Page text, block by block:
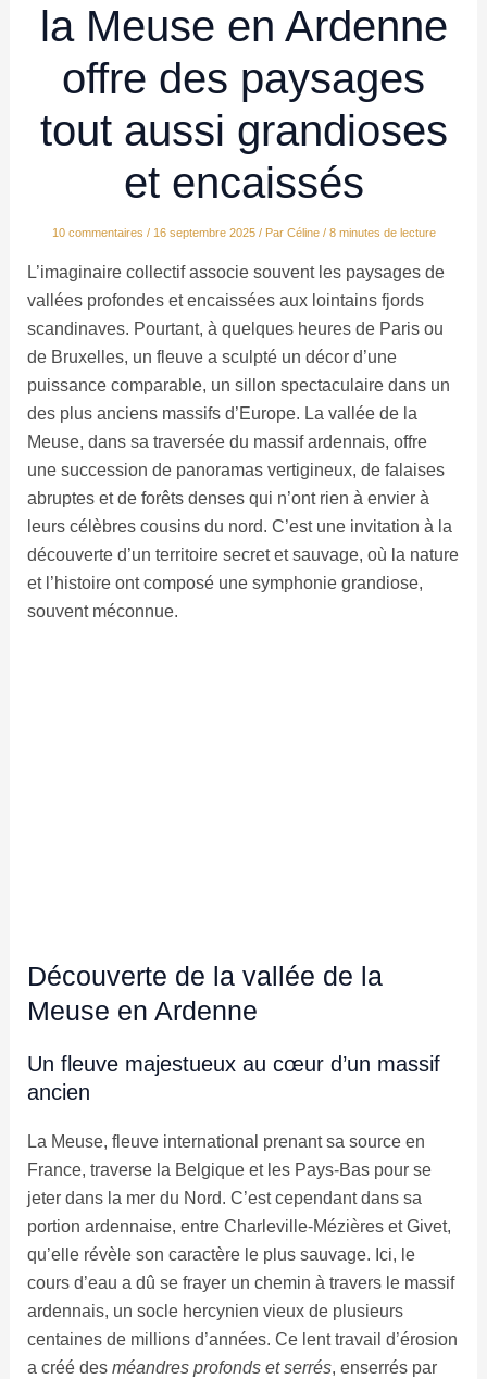
la Meuse en Ardenne
offre des paysages
tout aussi grandioses
et encaissés
10 commentaires / 16 septembre 2025 / Par Céline / 8 minutes de lecture
L’imaginaire collectif associe souvent les paysages de
vallées profondes et encaissées aux lointains fjords
scandinaves. Pourtant, à quelques heures de Paris ou
de Bruxelles, un fleuve a sculpté un décor d’une
puissance comparable, un sillon spectaculaire dans un
des plus anciens massifs d’Europe. La vallée de la
Meuse, dans sa traversée du massif ardennais, offre
une succession de panoramas vertigineux, de falaises
abruptes et de forêts denses qui n’ont rien à envier à
leurs célèbres cousins du nord. C’est une invitation à la
découverte d’un territoire secret et sauvage, où la nature
et l’histoire ont composé une symphonie grandiose,
souvent méconnue.
Découverte de la vallée de la
Meuse en Ardenne
Un fleuve majestueux au cœur d’un massif
ancien
La Meuse, fleuve international prenant sa source en
France, traverse la Belgique et les Pays-Bas pour se
jeter dans la mer du Nord. C’est cependant dans sa
portion ardennaise, entre Charleville-Mézières et Givet,
qu’elle révèle son caractère le plus sauvage. Ici, le
cours d’eau a dû se frayer un chemin à travers le massif
ardennais, un socle hercynien vieux de plusieurs
centaines de millions d’années. Ce lent travail d’érosion
a créé des méandres profonds et serrés, enserrés par